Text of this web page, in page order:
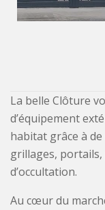
La belle Clôture
d’équipement
habitat grâce à
grillages,
d’occultation.
Au cœur du